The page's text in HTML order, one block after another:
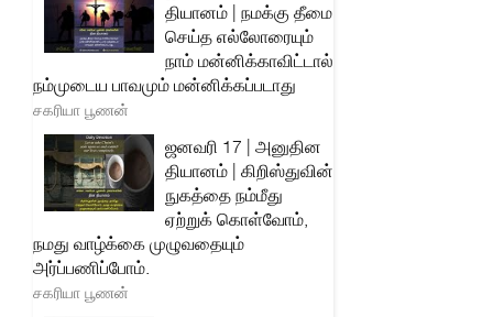
தியானம் | நமக்கு தீமை
செய்த எல்லோரையும்
நாம் மன்னிக்காவிட்டால்
நம்முடைய பாவமும் மன்னிக்கப்படாது
சகரியா பூணன்
ஜனவரி 17 | அனுதின
தியானம் | கிறிஸ்துவின்
நுகத்தை நம்மீது
ஏற்றுக் கொள்வோம்,
நமது வாழ்க்கை முழுவதையும்
அர்ப்பணிப்போம்.
சகரியா பூணன்